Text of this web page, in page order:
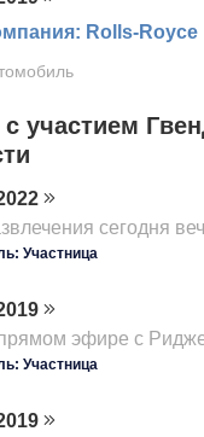
Rolls-Royce
участием
сегодня
Участница
эфире с
Участница